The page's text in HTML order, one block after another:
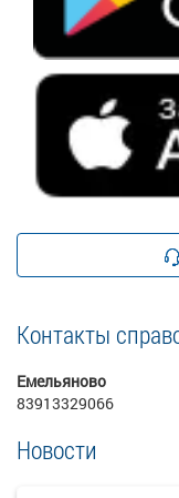
Контакты
Емельяново
83913329066
Новости